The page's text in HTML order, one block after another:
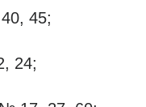
45;
24;